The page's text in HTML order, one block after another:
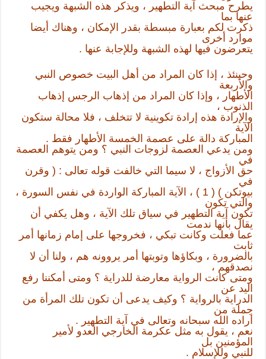
يطرح مبحث آية التطهير ، ويذكر هذه الشبهة ويجيب
عنها بما
ذكرت لكم بعبارة مبسطة بقدر الإمكان ، وهناك أيضا
موارد أخرى
يتعرضون فيها لهذه الشبهة وللإجابة عنها .
وحينئذ ، إذا كان المراد من أهل البيت خصوص النبي
والأربعة
الأطهار ، وإذا كان المراد من إذهاب الرجس إذهاب
الذنوب ،
والإرادة هذه إرادة تكوينية لا تتخلف ، فلا محالة ستكون
الآية
المباركة دالة على عصمة الخمسة الأطهار فقط .
ومن يدعي العصمة لزوجات النبي ؟ ومن يتوهم العصمة
في
حق الأزواج ، لا سيما التي خالفت قوله تعالى : ( وقرن
في
بيوتكن ) ( 1 ) ، الآية المباركة الواردة في نفس السورة ،
والتي تكون
تكون آية التطهير في سياق تلك الآية ، وهل يكفي أن
يقال بأنها ندمت
عما فعلت وكانت تبكي ، فخروجها على إمام زمانها أمر
ثابت
بالضرورة ، وبكاؤها وتوبتها أمر يروونه هم ، ولنا أن لا
نصدقهم ،
ومتى كانت الرواية معارضة للدراية ؟ ومتى أمكننا رفع
اليد عن
الدراية بالرواية ؟ وكيف يدعى أن تكون تلك المرأة من
جملة من
أراده الله سبحانه وتعالى في آية التطهير .
نعم ، يقول به مثل عكرمة الخارجي العدو لأمير
المؤمنين بل
للنبي وللإسلام .